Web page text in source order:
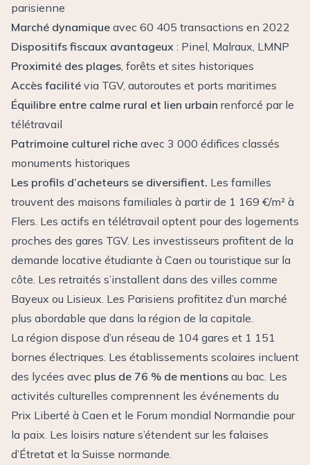
parisienne
Marché dynamique avec 60 405 transactions en 2022
Dispositifs fiscaux avantageux : Pinel, Malraux, LMNP
Proximité des plages, forêts et sites historiques
Accès facilité via TGV, autoroutes et ports maritimes
Équilibre entre calme rural et lien urbain renforcé par le
télétravail
Patrimoine culturel riche avec 3 000 édifices classés
monuments historiques
Les profils d’acheteurs se diversifient. Les familles
trouvent des maisons familiales à partir de 1 169 €/m² à
Flers. Les actifs en télétravail optent pour des logements
proches des gares TGV. Les investisseurs profitent de la
demande locative étudiante à Caen ou touristique sur la
côte. Les retraités s’installent dans des villes comme
Bayeux ou Lisieux. Les Parisiens profititez d’un marché
plus abordable que dans la région de la capitale.
La région dispose d’un réseau de 104 gares et 1 151
bornes électriques. Les établissements scolaires incluent
des lycées avec plus de 76 % de mentions au bac. Les
activités culturelles comprennent les événements du
Prix Liberté à Caen et le Forum mondial Normandie pour
la paix. Les loisirs nature s’étendent sur les falaises
d’Étretat et la Suisse normande.